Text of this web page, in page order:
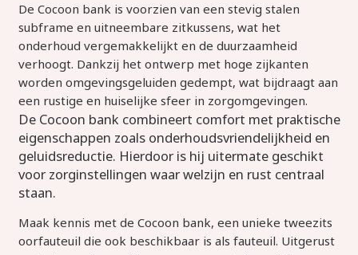
De Cocoon bank is voorzien van een stevig stalen
subframe en uitneembare zitkussens, wat het
onderhoud vergemakkelijkt en de duurzaamheid
verhoogt. Dankzij het ontwerp met hoge zijkanten
worden omgevingsgeluiden gedempt, wat bijdraagt aan
een rustige en huiselijke sfeer in zorgomgevingen.
De Cocoon bank combineert comfort met praktische
eigenschappen zoals onderhoudsvriendelijkheid en
geluidsreductie. Hierdoor is hij uitermate geschikt
voor zorginstellingen waar welzijn en rust centraal
staan.
Maak kennis met de Cocoon bank, een unieke tweezits
oorfauteuil die ook beschikbaar is als fauteuil. Uitgerust